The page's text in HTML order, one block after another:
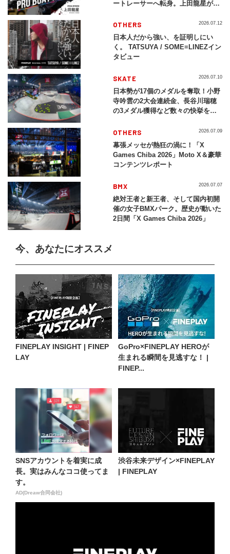
ートレーサーへ転身。上田龍星が体
OTHERS
日本人だから強い、を証明しにい
く。 TATSUYA / SOME≡LINEZイン
タビュー
2026.07.12
SKATE
日本勢が17個のメダルを奪取！小野
寺吟雲の2大会連続金、長谷川瑞穂
の3メダル獲得など数々の快挙をプ
2026」
2026.07.10
OTHERS
幕張メッセが熱狂の渦に！「X
Games Chiba 2026」Moto X＆豪華
コンテンツレポート
2026.07.09
BMX
絶対王者と新王者、そして国内初開
催の女子BMXパーク。歴史が動いた
2日間「X Games Chiba 2026」
2026.07.07
今、あなたにオススメ
FINEPLAY INSIGHT | FINEP
LAY
GoPro×FINEPLAY HEROが
生まれる瞬間を見逃すな！ |
FINEP...
SNSアカウントを着実に成
長。実はみんなココ使ってま
す。
AD(Dreaw合同会社)
渋谷未来デザイン×FINEPLAY
| FINEPLAY